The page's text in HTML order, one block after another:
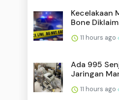
Kecelakaan
Bone Diklaim
11 hours ago
Ada 995
Jaringan
11 hours ago